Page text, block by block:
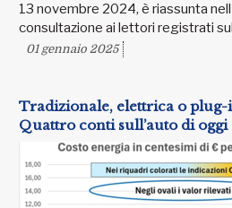
13 novembre 2024, è riassunta
consultazione ai lettori registrati
01 gennaio 2025
Tradizionale, elettrica o plug-
Quattro conti sull’auto di oggi